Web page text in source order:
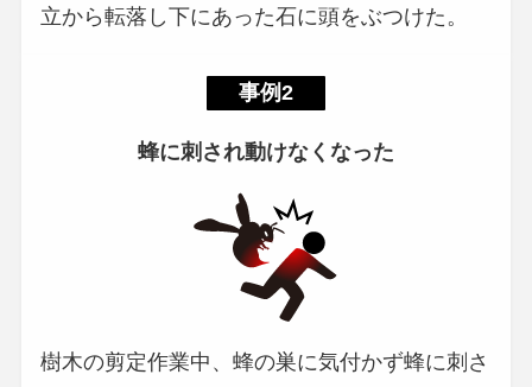
立から転落し下にあった石に頭をぶつけた。
事例2
蜂に刺され動けなくなった
樹木の剪定作業中、蜂の巣に気付かず蜂に刺さ